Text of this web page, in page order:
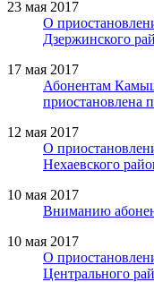
23 мая 2017
О
Дзержинского
17 мая 2017
Абонентам
приостановлена
12 мая 2017
О
Нехаевского
10 мая 2017
Вниманию
10 мая 2017
О
Центрального